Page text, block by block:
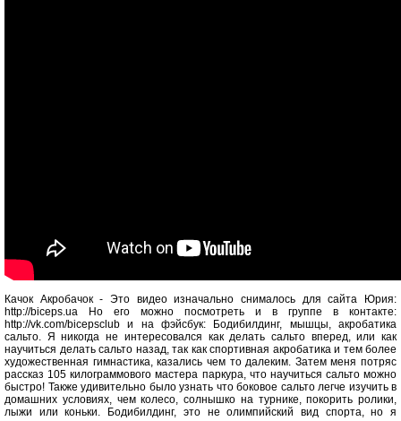
Качок Акробачок - Это видео изначально снималось для сайта Юрия:
http://biceps.ua Но его можно посмотреть и в группе в контакте:
http://vk.com/bicepsclub и на фэйсбук: Бодибилдинг, мышцы, акробатика
сальто. Я никогда не интересовался как делать сальто вперед, или как
научиться делать сальто назад, так как спортивная акробатика и тем более
художественная гимнастика, казались чем то далеким. Затем меня потряс
рассказ 105 килограммового мастера паркура, что научиться сальто можно
быстро! Также удивительно было узнать что боковое сальто легче изучить в
домашних условиях, чем колесо, солнышко на турнике, покорить ролики,
лыжи или коньки. Бодибилдинг, это не олимпийский вид спорта, но я